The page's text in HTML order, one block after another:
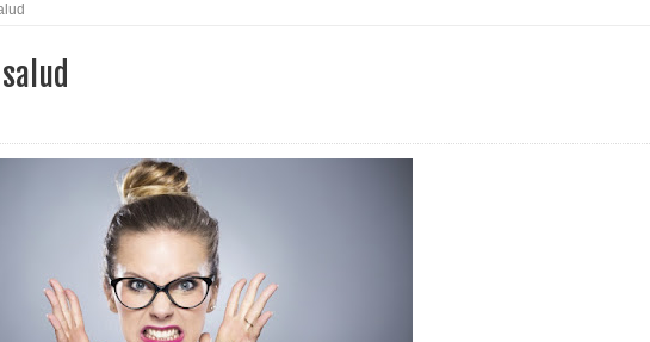
sociales en la fama y la imagen pública de las celebridades
qué casos funciona bien y cuándo no es suficiente
está cambiando el consumo de noticias en internet
gastos personales: cómo funcionan y qué ofrecen
entender la inteligencia artificial sin ser experto